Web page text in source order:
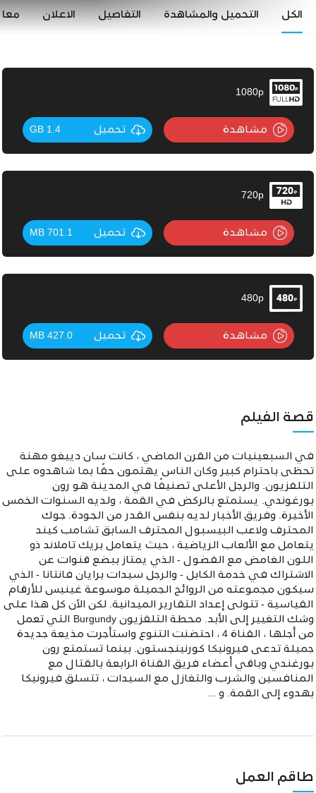
الكل التحميل والمشاهدة التفاصيل الاعلان
1080p
مشاهدة تحميل 1.4 GB
720p
مشاهدة تحميل 701.1 MB
480p
مشاهدة تحميل 427.0 MB
قصة الفيلم
في السبعينيات من القرن الماضي ، كانت سان دييغو مهنة
تحظى باحترام كبير وكان الناس يهتمون حقًا بما شاهدوه على
التلفزيون. والرجل الأعلى تصنيفًا في المدينة هو رون
بورغوندي. يستمتع بالركض في القمة ، ولديه السنوات الخمس
الأخيرة. وفريق الأخبار لديه بنفس القدر من الجودة. جوك
المحترف ولاعب البيسبول المحترف السابق تشامب كيند
يتعامل مع الألعاب الرياضية ، حيث يتعامل بريك تاملاند ذو
اللون الغامض مع الفضول - الذي يمتاز ببضع قنوات عن
الاشتراك في خدمة الكابل - والرجل سيدات برايان فانتانا - الذي
سيكون مجموعته من الروائح الجميلة موسوعة غينيس للأرقام
القياسية - تتولى إعداد التقارير الميدانية. لكن الآن كل هذا على
وشك التغيير إلى الأبد. محطة التلفزيون Burgundy التي تعمل
من أجلها ، القناة 4 ، احتضنت التنوع واستأجرت مذيعة جديدة
جميلة تدعى فيرونيكا كورنينجستون. بينما تستمتع رون
بورغندي وباقي أعضاء فريق القناة الرابعة بالقتال مع
المنافسين والشرب والتغازل مع السيدات ، تتسلق فيرونيكا
بهدوء إلى القمة. و ...
طاقم العمل